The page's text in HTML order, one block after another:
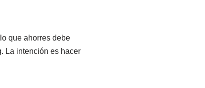
que ahorres debe
La intención es hacer